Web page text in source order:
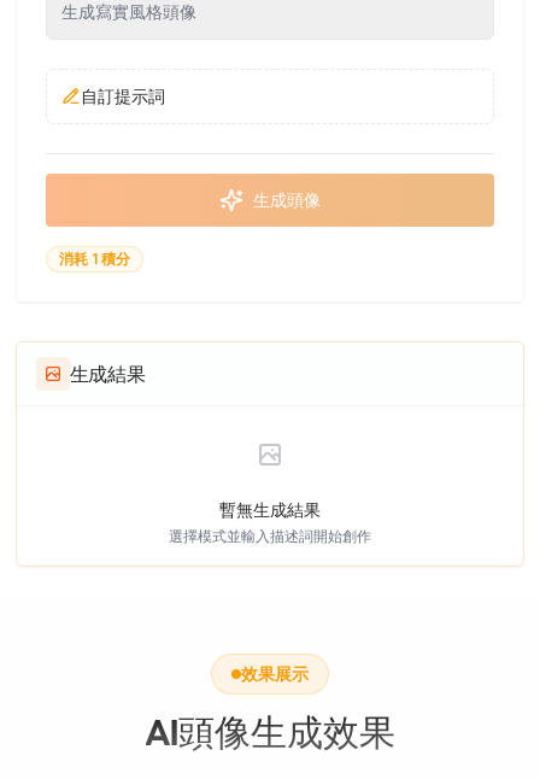
生成寫實風格頭像
自訂提示詞
生成頭像
消耗 1 積分
生成結果
暫無生成結果
選擇模式並輸入描述詞開始創作
效果展示
AI頭像生成效果